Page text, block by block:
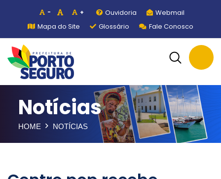
- + Ouvidoria
Webmail
Mapa do Site
Glossário Fale Conosco
Notícias
HOME NOTÍCIAS